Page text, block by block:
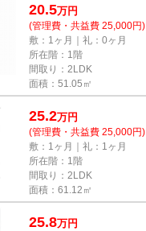
20.5万円
(管理費・共益費 25,000円)
敷：1ヶ月｜礼：0ヶ月
所在階：1階
間取り：2LDK
面積：51.05㎡
25.2万円
(管理費・共益費 25,000円)
敷：1ヶ月｜礼：1ヶ月
所在階：1階
間取り：2LDK
面積：61.12㎡
25.8万円